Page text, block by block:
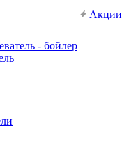
- бойлер
Акции